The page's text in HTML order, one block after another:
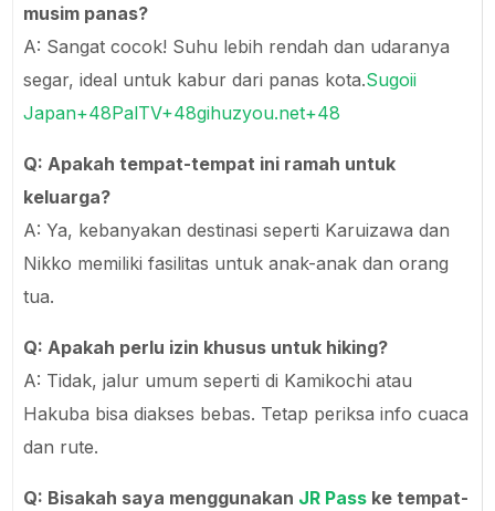
musim panas?
A: Sangat cocok! Suhu lebih rendah dan udaranya
segar, ideal untuk kabur dari panas kota.Sugoii
Japan+48PalTV+48gihuzyou.net+48
Q: Apakah tempat-tempat ini ramah untuk
keluarga?
A: Ya, kebanyakan destinasi seperti Karuizawa dan
Nikko memiliki fasilitas untuk anak-anak dan orang
tua.
Q: Apakah perlu izin khusus untuk hiking?
A: Tidak, jalur umum seperti di Kamikochi atau
Hakuba bisa diakses bebas. Tetap periksa info cuaca
dan rute.
Q: Bisakah saya menggunakan JR Pass ke tempat-